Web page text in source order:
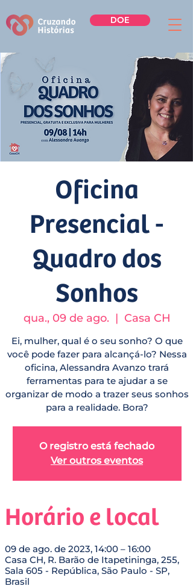
DOE
Oficina
Presencial -
Quadro dos
Sonhos
qua., 09 de ago.
  |
Casa CH
Ei, mulher, qual é o seu sonho? O que
você pode fazer para alcançá-lo? Nessa
oficina, Alessandra Avanzo trará
ferramentas para te ajudar a se
organizar de modo a trazer seus sonhos
para a realidade. Bora?
O registro está fechado
Ver outros eventos
Horário e local
09 de ago. de 2023, 14:00 – 16:00
Casa CH, R. Barão de Itapetininga, 255,
Sala 605 - República, São Paulo - SP,
Brasil